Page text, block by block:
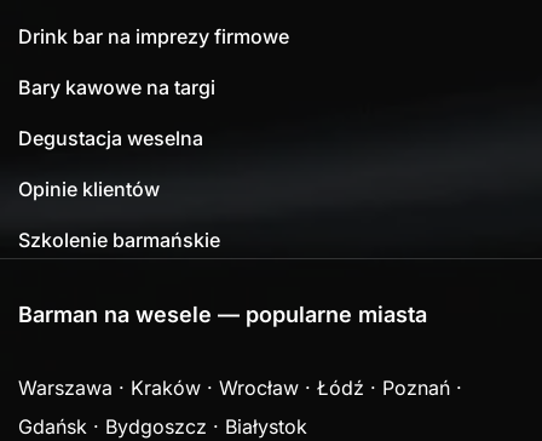
Drink bar na imprezy firmowe
Bary kawowe na targi
Degustacja weselna
Opinie klientów
Szkolenie barmańskie
Barman na wesele — popularne miasta
Warszawa · Kraków · Wrocław · Łódź · Poznań ·
Gdańsk · Bydgoszcz · Białystok